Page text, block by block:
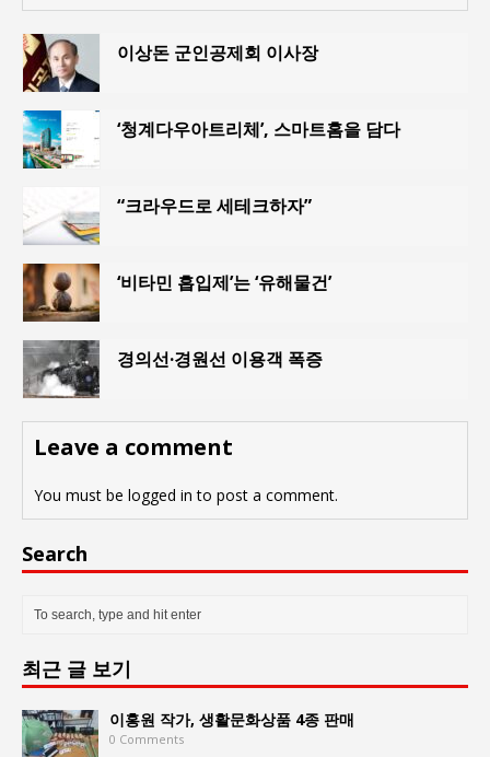
이상돈 군인공제회 이사장
‘청계다우아트리체’, 스마트홈을 담다
“크라우드로 세테크하자”
‘비타민 흡입제’는 ‘유해물건’
경의선·경원선 이용객 폭증
Leave a comment
You must be logged in to post a comment.
Search
최근 글 보기
이홍원 작가, 생활문화상품 4종 판매
0 Comments